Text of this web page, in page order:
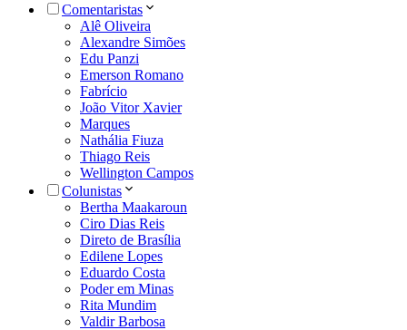
Comentaristas
Alê Oliveira
Alexandre Simões
Edu Panzi
Emerson Romano
Fabrício
João Vitor Xavier
Marques
Nathália Fiuza
Thiago Reis
Wellington Campos
Colunistas
Bertha Maakaroun
Ciro Dias Reis
Direto de Brasília
Edilene Lopes
Eduardo Costa
Poder em Minas
Rita Mundim
Valdir Barbosa